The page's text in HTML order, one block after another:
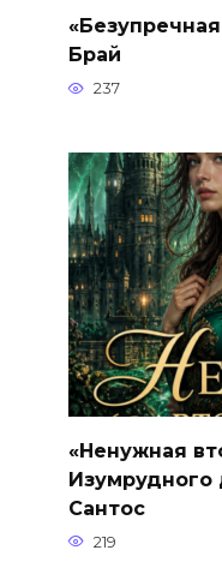
Брай
237
«Ненужная
Изумрудного
Сантос
219